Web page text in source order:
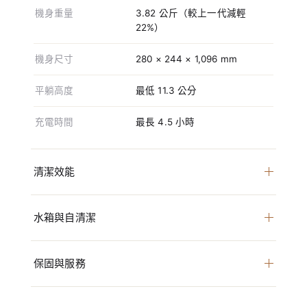
機身重量
3.82 公斤（較上一代減輕
22%）
機身尺寸 280 × 244 × 1,096 mm
平躺高度 最低 11.3 公分
充電時間 最長 4.5 小時
清潔效能
水箱與自清潔
保固與服務